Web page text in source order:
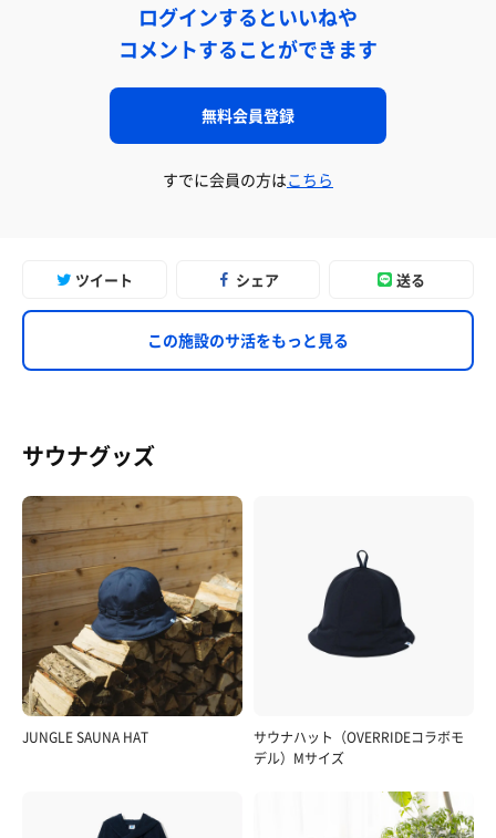
ログインするといいねや
コメントすることができます
無料会員登録
すでに会員の方はこちら
ツイート シェア 送る
この施設のサ活をもっと見る
サウナグッズ
JUNGLE SAUNA HAT
サウナハット（OVERRIDEコラボモ
デル）Mサイズ